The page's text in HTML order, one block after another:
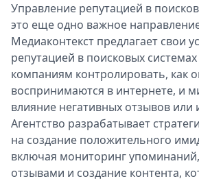
Управление репутацией в
это еще одно важное
Медиаконтекст предлагает свои
репутацией в поисковых
компаниям контролировать, как
воспринимаются в интернете, и
влияние негативных отзывов
Агентство разрабатывает
на создание положительного
включая мониторинг
отзывами и создание контента,